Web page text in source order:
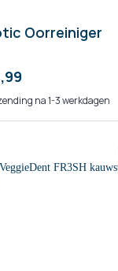
Oorreiniger
na 1-3 werkdagen